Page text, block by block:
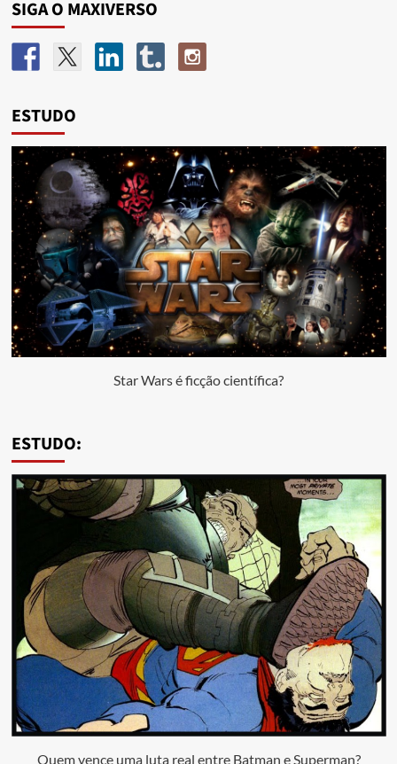
SIGA O MAXIVERSO
ESTUDO
Star Wars é ficção científica?
ESTUDO:
Quem vence uma luta real entre Batman e Superman?